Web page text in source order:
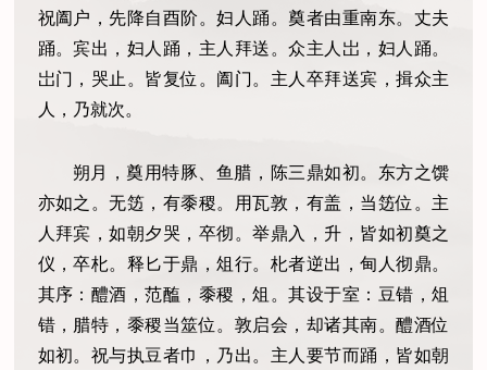
祝阖户，先降自酉阶。妇人踊。奠者由重南东。丈夫
踊。宾出，妇人踊，主人拜送。众主人岀，妇人踊。
岀门，哭止。皆复位。阖门。主人卒拜送宾，揖众主
人，乃就次。
朔月，奠用特豚、鱼腊，陈三鼎如初。东方之馔
亦如之。无笾，有黍稷。用瓦敦，有盖，当笾位。主
人拜宾，如朝夕哭，卒彻。举鼎入，升，皆如初奠之
仪，卒朼。释匕于鼎，俎行。朼者逆出，甸人彻鼎。
其序：醴酒，范醢，黍稷，俎。其设于室：豆错，俎
错，腊特，黍稷当筮位。敦启会，却诸其南。醴酒位
如初。祝与执豆者巾，乃出。主人要节而踊，皆如朝